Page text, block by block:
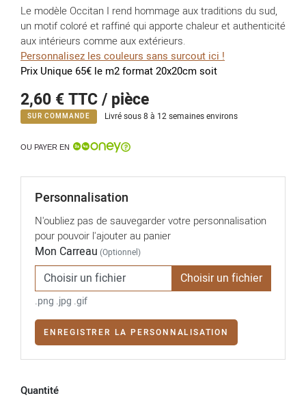
Le modèle Occitan I rend hommage aux traditions du sud,
un motif coloré et raffiné qui apporte chaleur et authenticité
aux intérieurs comme aux extérieurs.
Personnalisez les couleurs sans surcout ici !
Prix Unique 65€ le m2 format 20x20cm soit
2,60 €TTC / pièce
SUR COMMANDE Livré sous 8 à 12 semaines environs
OU PAYER EN
Personnalisation
N'oubliez pas de sauvegarder votre personnalisation
pour pouvoir l'ajouter au panier
Mon Carreau (Optionnel)
Choisir un fichier
.png .jpg .gif
ENREGISTRER LA PERSONNALISATION
Quantité